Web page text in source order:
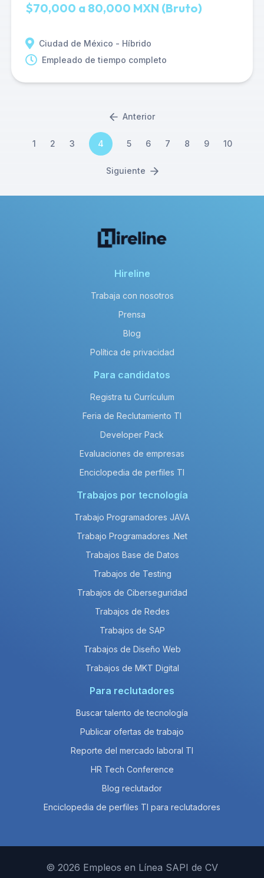
$70,000 a 80,000 MXN (Bruto)
Ciudad de México - Híbrido
Empleado de tiempo completo
Anterior
1 2 3 4 5 6 7 8 9 10
Siguiente
Hireline
Trabaja con nosotros
Prensa
Blog
Política de privacidad
Para candidatos
Registra tu Currículum
Feria de Reclutamiento TI
Developer Pack
Evaluaciones de empresas
Enciclopedia de perfiles TI
Trabajos por tecnología
Trabajo Programadores JAVA
Trabajo Programadores .Net
Trabajos Base de Datos
Trabajos de Testing
Trabajos de Ciberseguridad
Trabajos de Redes
Trabajos de SAP
Trabajos de Diseño Web
Trabajos de MKT Digital
Para reclutadores
Buscar talento de tecnología
Publicar ofertas de trabajo
Reporte del mercado laboral TI
HR Tech Conference
Blog reclutador
Enciclopedia de perfiles TI para reclutadores
© 2026 Empleos en Línea SAPI de CV